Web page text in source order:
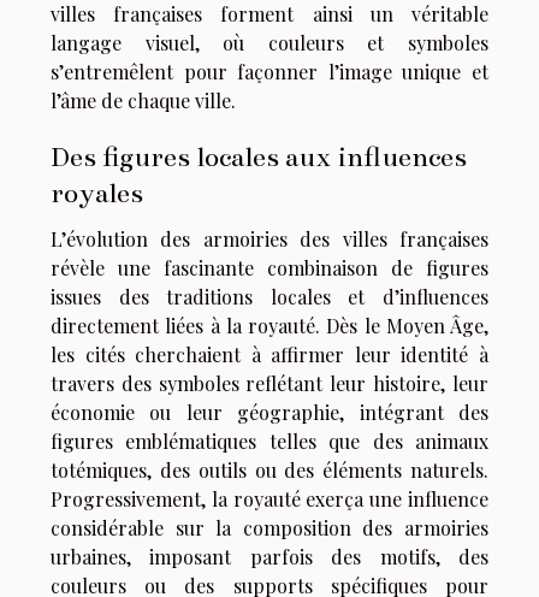
villes françaises forment ainsi un véritable
langage visuel, où couleurs et symboles
s’entremêlent pour façonner l’image unique et
l’âme de chaque ville.
Des figures locales aux influences
royales
L’évolution des armoiries des villes françaises
révèle une fascinante combinaison de figures
issues des traditions locales et d’influences
directement liées à la royauté. Dès le Moyen Âge,
les cités cherchaient à affirmer leur identité à
travers des symboles reflétant leur histoire, leur
économie ou leur géographie, intégrant des
figures emblématiques telles que des animaux
totémiques, des outils ou des éléments naturels.
Progressivement, la royauté exerça une influence
considérable sur la composition des armoiries
urbaines, imposant parfois des motifs, des
couleurs ou des supports spécifiques pour